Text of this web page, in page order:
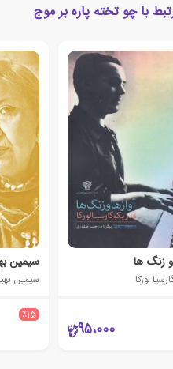
با چو تخته پاره بر موج
و زنگ ها
لورکا
95،000
سیمین
سیمین
٪15